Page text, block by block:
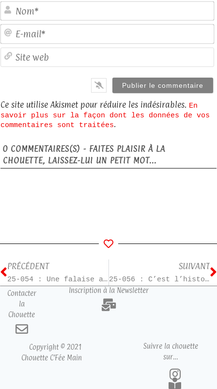
Ce site utilise Akismet pour réduire les indésirables. En
savoir plus sur la façon dont les données de vos
commentaires sont traitées.
0 COMMENTAIRES(S) - FAITES PLAISIR À LA
CHOUETTE, LAISSEZ-LUI UN PETIT MOT...
PRÉCÉDENT
25-054 : Une falaise au bout du monde
SUIVANT
25-056 : C’est l’histoire d’un amour
Contacter
la
Chouette
Inscription à la Newsletter
Copyright © 2021
Chouette C’Fée Main
Suivre la chouette
sur…